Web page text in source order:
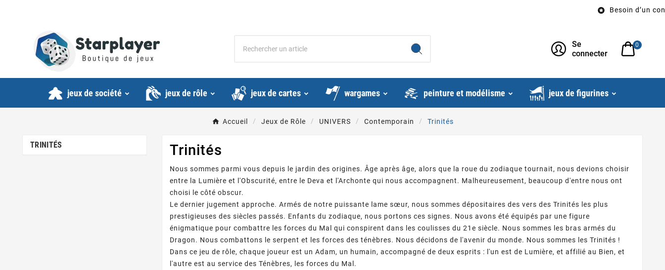
Besoin d’un conseil?
Se
connecter
0
jeux de société jeux de rôle jeux de cartes wargames peinture et modélisme jeux de figurines
Accueil Jeux de Rôle UNIVERS Contemporain Trinités
TRINITÉS Trinités
Nous sommes parmi vous depuis le jardin des origines. Âge après âge, alors que la roue du zodiaque tournait, nous devions choisir
entre la Lumière et l'Obscurité, entre le Deva et l'Archonte qui nous accompagnent. Malheureusement, beaucoup d'entre nous ont
choisi le côté obscur.
Le dernier jugement approche. Armés de notre puissante lame sœur, nous sommes dépositaires des vers des Trinités les plus
prestigieuses des siècles passés. Enfants du zodiaque, nous portons ces signes. Nous avons été équipés par une figure
énigmatique pour combattre les forces du Mal qui conspirent dans les coulisses du 21e siècle. Nous sommes les bras armés du
Dragon. Nous combattons le serpent et les forces des ténèbres. Nous décidons de l'avenir du monde. Nous sommes les Trinités !
Dans ce jeu de rôle, chaque joueur est un Adam, un humain, accompagné de deux esprits : l'un est de Lumière, et affilié au Bien, et
l'autre est au service des Ténèbres, les forces du Mal.